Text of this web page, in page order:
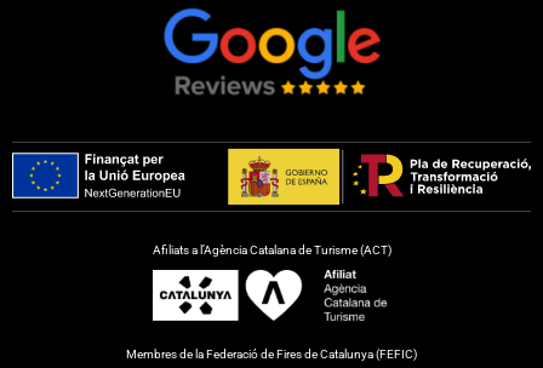
Afiliats a l’Agència Catalana de Turisme (ACT)
Membres de la Federació de Fires de Catalunya (FEFIC)